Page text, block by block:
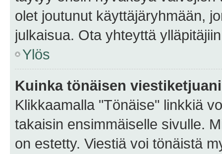
olet joutunut käyttäjäryhmään,
julkaisua. Ota yhteyttä
Ylös
Kuinka tönäisen
Klikkaamalla "Tönäise" linkkiä
takaisin ensimmäiselle sivulle.
on estetty. Viestiä voi tönäistä